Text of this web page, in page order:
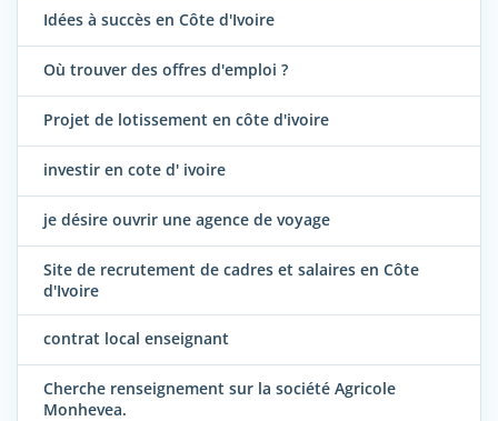
Idées à succès en Côte d'Ivoire
Où trouver des offres d'emploi ?
Projet de lotissement en côte d'ivoire
investir en cote d' ivoire
je désire ouvrir une agence de voyage
Site de recrutement de cadres et salaires en Côte
d'Ivoire
contrat local enseignant
Cherche renseignement sur la société Agricole
Monhevea.